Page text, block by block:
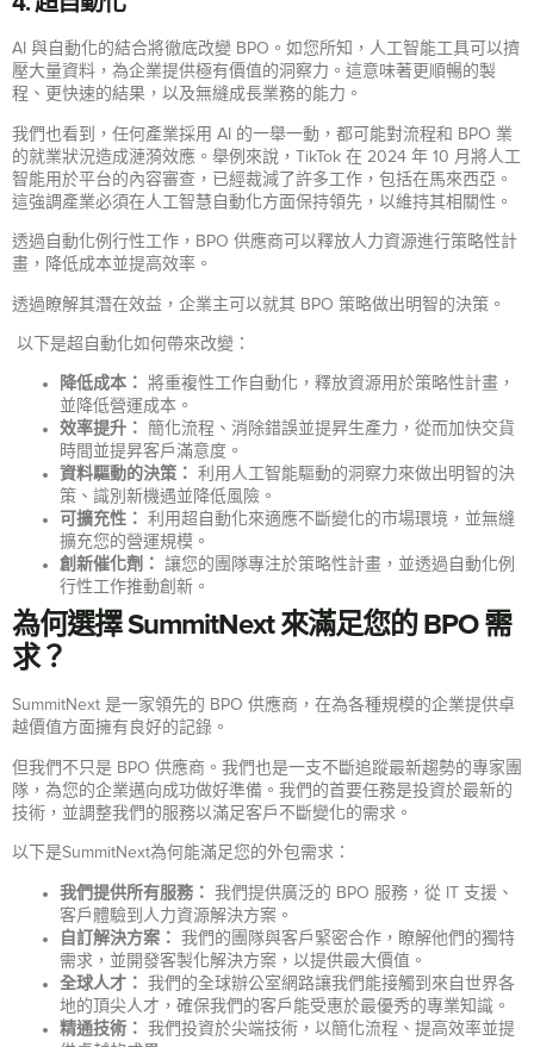
AI 與自動化的結合將徹底改變 BPO。如您所知，人工智能工具可以擠
壓大量資料，為企業提供極有價值的洞察力。這意味著更順暢的製
程、更快速的結果，以及無縫成長業務的能力。
我們也看到，任何產業採用 AI 的一舉一動，都可能對流程和 BPO 業
的就業狀況造成漣漪效應。舉例來說，TikTok 在 2024 年 10 月將人工
智能用於平台的內容審查，已經裁減了許多工作，包括在馬來西亞。
這強調產業必須在人工智慧自動化方面保持領先，以維持其相關性。
透過自動化例行性工作，BPO 供應商可以釋放人力資源進行策略性計
畫，降低成本並提高效率。
透過瞭解其潛在效益，企業主可以就其 BPO 策略做出明智的決策。
以下是超自動化如何帶來改變：
降低成本：
將重複性工作自動化，釋放資源用於策略性計畫，
並降低營運成本。
效率提升：
簡化流程、消除錯誤並提昇生產力，從而加快交貨
時間並提昇客戶滿意度。
資料驅動的決策：
利用人工智能驅動的洞察力來做出明智的決
策、識別新機遇並降低風險。
可擴充性：
利用超自動化來適應不斷變化的市場環境，並無縫
擴充您的營運規模。
創新催化劑：
讓您的團隊專注於策略性計畫，並透過自動化例
行性工作推動創新。
為何選擇 SummitNext 來滿足您的 BPO 需
求？
SummitNext 是一家領先的 BPO 供應商，在為各種規模的企業提供卓
越價值方面擁有良好的記錄。
但我們不只是 BPO 供應商。我們也是一支不斷追蹤最新趨勢的專家團
隊，為您的企業邁向成功做好準備。我們的首要任務是投資於最新的
技術，並調整我們的服務以滿足客戶不斷變化的需求。
以下是SummitNext為何能滿足您的外包需求：
我們提供所有服務：
我們提供廣泛的 BPO 服務，從 IT 支援、
客戶體驗到人力資源解決方案。
自訂解決方案：
我們的團隊與客戶緊密合作，瞭解他們的獨特
需求，並開發客製化解決方案，以提供最大價值。
全球人才：
我們的全球辦公室網路讓我們能接觸到來自世界各
地的頂尖人才，確保我們的客戶能受惠於最優秀的專業知識。
精通技術：
我們投資於尖端技術，以簡化流程、提高效率並提